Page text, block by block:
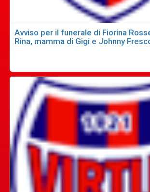
Avviso per il funerale di Fiorina
Rina, mamma di Gigi e Johnny